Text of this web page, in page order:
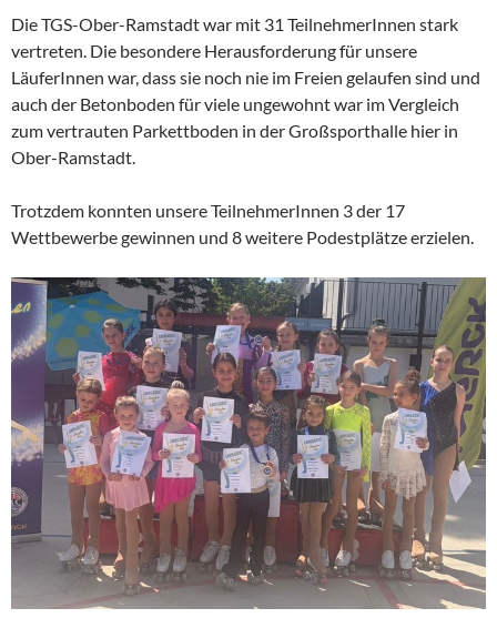
Die TGS-Ober-Ramstadt war mit 31 TeilnehmerInnen stark
vertreten. Die besondere Herausforderung für unsere
LäuferInnen war, dass sie noch nie im Freien gelaufen sind und
auch der Betonboden für viele ungewohnt war im Vergleich
zum vertrauten Parkettboden in der Großsporthalle hier in
Ober-Ramstadt.
Trotzdem konnten unsere TeilnehmerInnen 3 der 17
Wettbewerbe gewinnen und 8 weitere Podestplätze erzielen.